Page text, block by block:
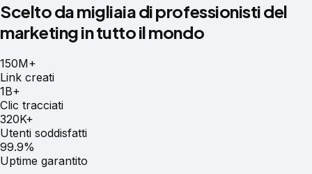
Scelto da migliaia di professionisti del
marketing in tutto il mondo
150M+
Link creati
1B+
Clic tracciati
320K+
Utenti soddisfatti
99.9%
Uptime garantito